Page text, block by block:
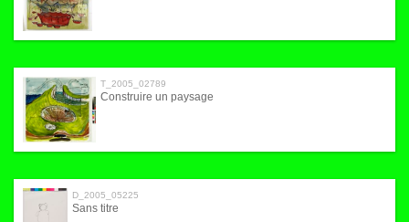
T_2005_02789
Construire un paysage
D_2005_05225
Sans titre